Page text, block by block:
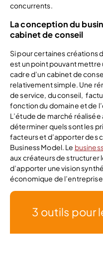
concurrents.
La conception du
cabinet de conseil
Si pour certaines créations
est un point pouvant mettre
cadre d’un cabinet de
relativement simple. Une
de service, du conseil,
fonction du domaine et de
L’étude de marché
déterminer quels sont les
facteurs et d’apporter des
Business Model. Le
aux créateurs de structurer
d’apporter une vision
économique de
3 outils pour